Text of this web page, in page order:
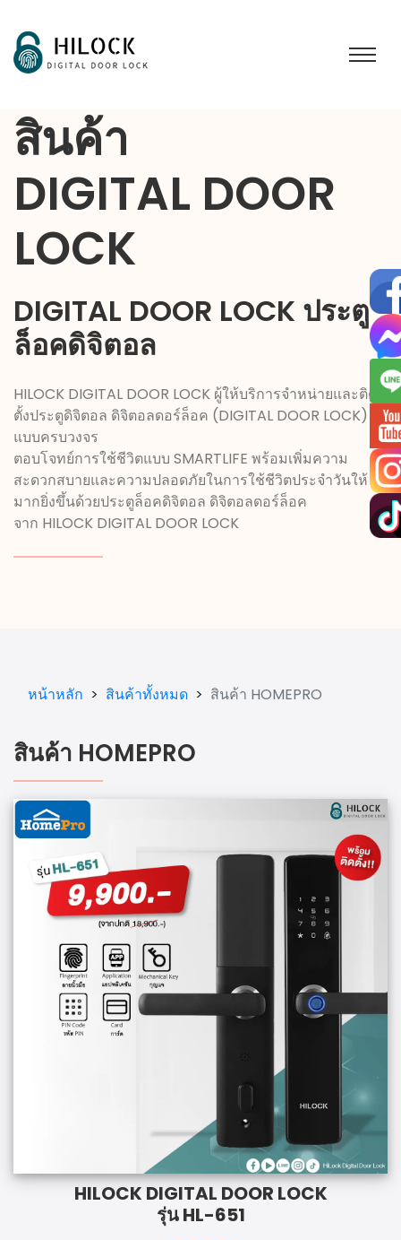
สินค้า
DIGITAL DOOR
LOCK
DIGITAL DOOR LOCK ประตู
ล็อคดิจิตอล
HILOCK DIGITAL DOOR LOCK ผู้ให้บริการจำหน่ายและติด
ตั้งประตูดิจิตอล ดิจิตอลดอร์ล็อค (DIGITAL DOOR LOCK)
แบบครบวงจร
ตอบโจทย์การใช้ชีวิตแบบ SMARTLIFE พร้อมเพิ่มความ
สะดวกสบายและความปลอดภัยในการใช้ชีวิตประจำวันให้
มากยิ่งขึ้นด้วยประตูล็อคดิจิตอล ดิจิตอลดอร์ล็อค
จาก HILOCK DIGITAL DOOR LOCK
หน้าหลัก > สินค้าทั้งหมด > สินค้า HOMEPRO
สินค้า HOMEPRO
HILOCK DIGITAL DOOR LOCK
รุ่น HL-651